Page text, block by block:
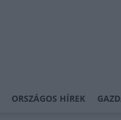
ORSZÁGOS HÍREK